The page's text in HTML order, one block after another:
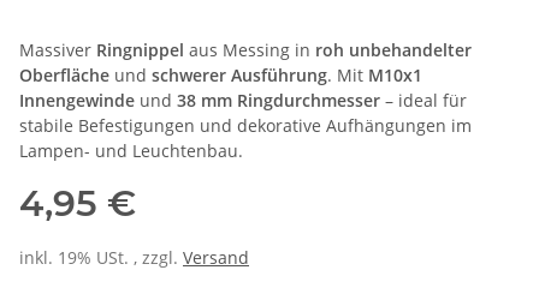
Massiver Ringnippel aus Messing in roh unbehandelter
Oberfläche und schwerer Ausführung. Mit M10x1
Innengewinde und 38 mm Ringdurchmesser – ideal für
stabile Befestigungen und dekorative Aufhängungen im
Lampen- und Leuchtenbau.
4,95 €
inkl. 19% USt. , zzgl. Versand